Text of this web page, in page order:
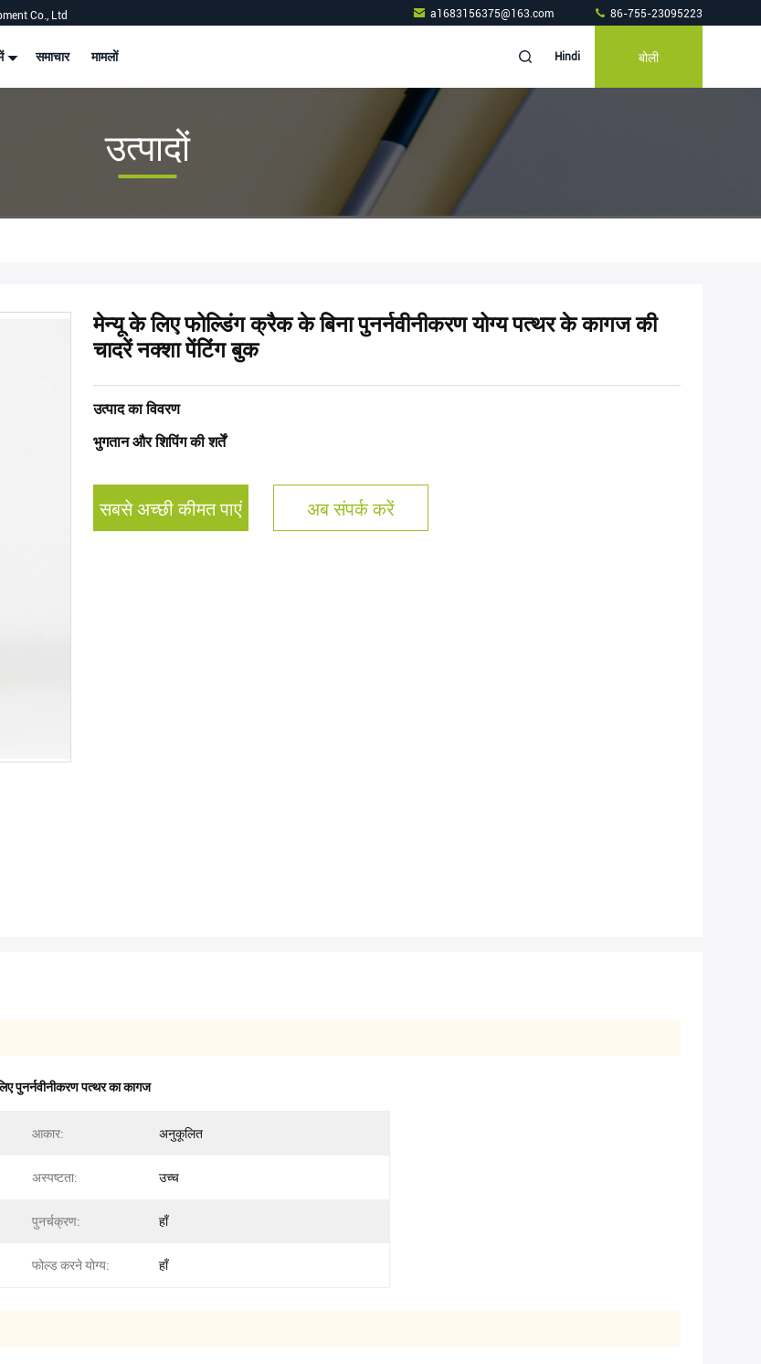
Co., Ltd a1683156375@163.com 86-755-23095223
समाचार मामलों Hindi बोली
उत्पादों
मेन्यू के लिए फोल्डिंग क्रैक के बिना पुनर्नवीनीकरण योग्य पत्थर के कागज की
चादरें नक्शा पेंटिंग बुक
उत्पाद का विवरण
भुगतान और शिपिंग की शर्तें
सबसे अच्छी कीमत पाएं अब संपर्क करें
पुनर्नवीनीकरण पत्थर का कागज
आकार: अनुकूलित
अस्पष्टता: उच्च
पुनर्चक्रण: हाँ
फोल्ड करने योग्य: हाँ